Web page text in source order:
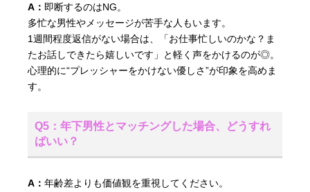
A： 即断するのはNG。
多忙な男性やメッセージが苦手な人もいます。
1週間程度返信がない場合は、「お仕事忙しいのかな？ま
たお話しできたら嬉しいです」と軽く声をかけるのが◎。
心理的に“プレッシャーをかけない優しさ”が印象を高めま
す。
Q5：年下男性とマッチングした場合、どうすれ
ばいい？
A：年齢差よりも価値観を重視してください。